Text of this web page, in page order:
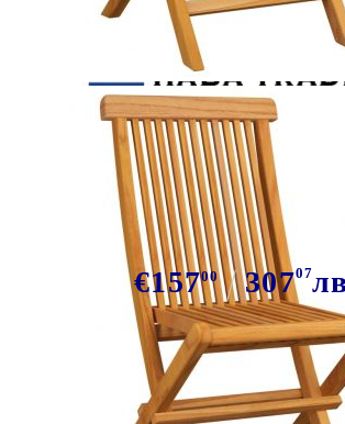
Сподели Tweet
Сгъваеми столове с
възглавници, 2 бр.,
тиково дърво
€15700 30707
В наличност: 42 бр.
Време за доставка: 5 до 9 дни